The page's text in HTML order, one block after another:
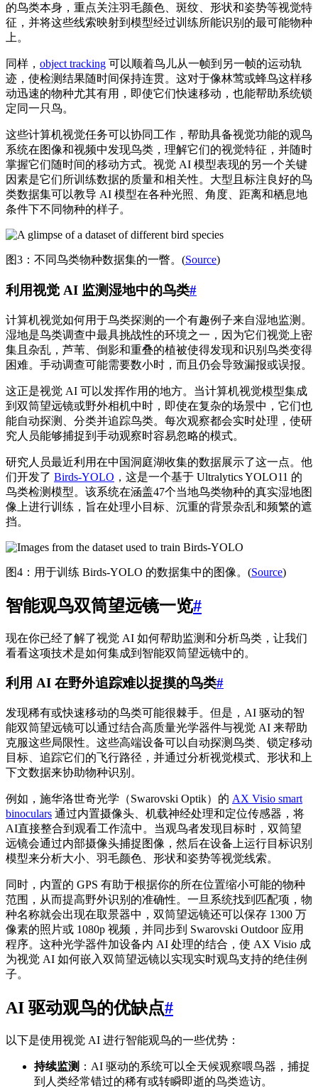
的鸟类本身，重点关注羽毛颜色、斑纹、形状和姿势等视觉特
征，并将这些线索映射到模型经过训练所能识别的最可能物种
上。
同样， object tracking 可以顺着鸟儿从一帧到另一帧的运动轨
迹，使检测结果随时间保持连贯。这对于像林莺或蜂鸟这样移
动迅速的物种尤其有用，即使它们快速移动，也能帮助系统锁
定同一只鸟。
这些计算机视觉任务可以协同工作，帮助具备视觉功能的观鸟
系统在图像和视频中发现鸟类，理解它们的视觉特征，并随时
掌握它们随时间的移动方式。视觉 AI 模型表现的另一个关键
因素是它们所训练数据的质量和相关性。大型且标注良好的鸟
类数据集可以教导 AI 模型在各种光照、角度、距离和栖息地
条件下不同物种的样子。
图3：不同鸟类物种数据集的一瞥。(Source)
利用视觉 AI 监测湿地中的鸟类#
计算机视觉如何用于鸟类探测的一个有趣例子来自湿地监测。
湿地是鸟类调查中最具挑战性的环境之一，因为它们视觉上密
集且杂乱，芦苇、倒影和重叠的植被使得发现和识别鸟类变得
困难。手动调查可能需要数小时，而且仍会导致漏报或误报。
这正是视觉 AI 可以发挥作用的地方。当计算机视觉模型集成
到双筒望远镜或野外相机中时，即使在复杂的场景中，它们也
能自动探测、分类并追踪鸟类。每次观察都会实时处理，使研
究人员能够捕捉到手动观察时容易忽略的模式。
研究人员最近利用在中国洞庭湖收集的数据展示了这一点。他
们开发了 Birds-YOLO ，这是一个基于 Ultralytics YOLO11 的
鸟类检测模型。该系统在涵盖47个当地鸟类物种的真实湿地图
像上进行训练，旨在处理小目标、沉重的背景杂乱和频繁的遮
挡。
图4：用于训练 Birds-YOLO 的数据集中的图像。(Source)
智能观鸟双筒望远镜一览#
现在你已经了解了视觉 AI 如何帮助监测和分析鸟类，让我们
看看这项技术是如何集成到智能双筒望远镜中的。
利用 AI 在野外追踪难以捉摸的鸟类#
发现稀有或快速移动的鸟类可能很棘手。但是，AI 驱动的智
能双筒望远镜可以通过结合高质量光学器件与视觉 AI 来帮助
克服这些局限性。这些高端设备可以自动探测鸟类、锁定移动
目标、追踪它们的飞行路径，并通过分析视觉模式、形状和上
下文数据来协助物种识别。
例如，施华洛世奇光学（Swarovski Optik）的 AX Visio smart
binoculars 通过内置摄像头、机载神经处理和定位传感器，将
AI直接整合到观看工作流中。当观鸟者发现目标时，双筒望
远镜会通过内部摄像头捕捉图像，然后在设备上运行目标识别
模型来分析大小、羽毛颜色、形状和姿势等视觉线索。
同时，内置的 GPS 有助于根据你的所在位置缩小可能的物种
范围，从而提高野外识别的准确性。一旦系统找到匹配项，物
种名称就会出现在取景器中，双筒望远镜还可以保存 1300 万
像素的照片或 1080p 视频，并同步到 Swarovski Outdoor 应用
程序。这种光学器件加设备内 AI 处理的结合，使 AX Visio 成
为视觉 AI 如何嵌入双筒望远镜以实现实时观鸟支持的绝佳例
子。
AI 驱动观鸟的优缺点#
以下是使用视觉 AI 进行智能观鸟的一些优势：
持续监测 ：AI 驱动的系统可以全天候观察喂鸟器，捕捉
到人类经常错过的稀有或转瞬即逝的鸟类造访。